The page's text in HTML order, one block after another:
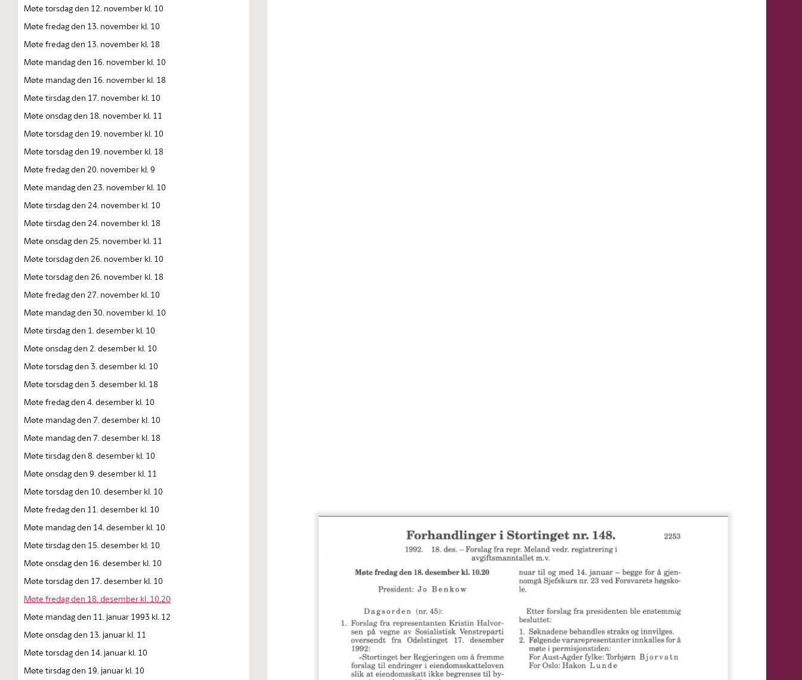
Møte torsdag den 12. november kl. 10
Møte fredag den 13. november kl. 10
Møte fredag den 13. november kl. 18
Møte mandag den 16. november kl. 10
Møte mandag den 16. november kl. 18
Møte tirsdag den 17. november kl. 10
Møte onsdag den 18. november kl. 11
Møte torsdag den 19. november kl. 10
Møte torsdag den 19. november kl. 18
Møte fredag den 20. november kl. 9
Møte mandag den 23. november kl. 10
Møte tirsdag den 24. november kl. 10
Møte tirsdag den 24. november kl. 18
Møte onsdag den 25. november kl. 11
Møte torsdag den 26. november kl. 10
Møte torsdag den 26. november kl. 18
Møte fredag den 27. november kl. 10
Møte mandag den 30. november kl. 10
Møte tirsdag den 1. desember kl. 10
Møte onsdag den 2. desember kl. 10
Møte torsdag den 3. desember kl. 10
Møte torsdag den 3. desember kl. 18
Møte fredag den 4. desember kl. 10
Møte mandag den 7. desember kl. 10
Møte mandag den 7. desember kl. 18
Møte tirsdag den 8. desember kl. 10
Møte onsdag den 9. desember kl. 11
Møte torsdag den 10. desember kl. 10
Møte fredag den 11. desember kl. 10
Møte mandag den 14. desember kl. 10
Møte tirsdag den 15. desember kl. 10
Møte onsdag den 16. desember kl. 10
Møte torsdag den 17. desember kl. 10
Møte fredag den 18. desember kl. 10.20
Møte mandag den 11. januar 1993 kl. 12
Møte onsdag den 13. januar kl. 11
Møte torsdag den 14. januar kl. 10
Møte tirsdag den 19. januar kl. 10